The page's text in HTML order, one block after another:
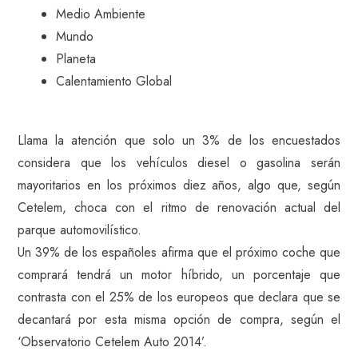
Medio Ambiente
Mundo
Planeta
Calentamiento Global
Llama la atención que solo un 3% de los encuestados
considera que los vehículos diesel o gasolina serán
mayoritarios en los próximos diez años, algo que, según
Cetelem, choca con el ritmo de renovación actual del
parque automovilístico.
Un 39% de los españoles afirma que el próximo coche que
comprará tendrá un motor híbrido, un porcentaje que
contrasta con el 25% de los europeos que declara que se
decantará por esta misma opción de compra, según el
‘Observatorio Cetelem Auto 2014’.